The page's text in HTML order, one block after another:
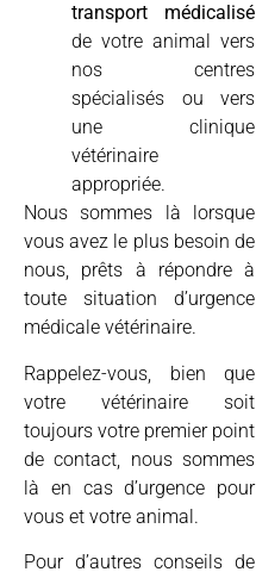
transport médicalisé
de votre animal vers
nos centres
spécialisés ou vers
une clinique
vétérinaire
appropriée.
Nous sommes là lorsque
vous avez le plus besoin de
nous, prêts à répondre à
toute situation d’urgence
médicale vétérinaire.
Rappelez-vous, bien que
votre vétérinaire soit
toujours votre premier point
de contact, nous sommes
là en cas d’urgence pour
vous et votre animal.
Pour d’autres conseils de